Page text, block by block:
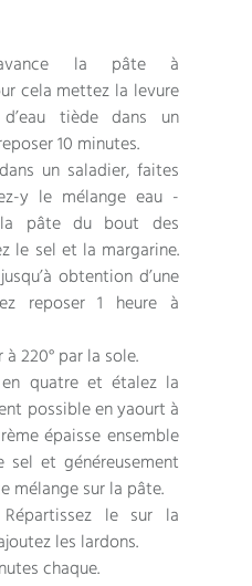
la pâte à
cela mettez la levure
tiède dans un
10 minutes.
un saladier, faites
y le mélange eau -
la pâte du bout des
le sel et la margarine.
obtention d’une
reposer 1 heure à
220° par la sole.
quatre et étalez la
possible en yaourt à
épaisse ensemble
sel et généreusement
mélange sur la pâte.
Répartissez le sur la
les lardons.
chaque.